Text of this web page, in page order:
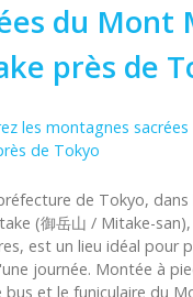
du Mont
près de
de Tokyo, dans
(御岳山 / Mitake-
est un lieu idéal pour
journée. Montée à
bus et le funiculaire du